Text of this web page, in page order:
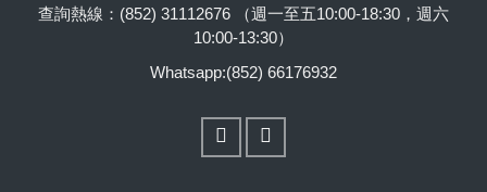
查詢熱線：(852) 31112676 （週一至五10:00-18:30，週六
10:00-13:30）
Whatsapp:(852) 66176932